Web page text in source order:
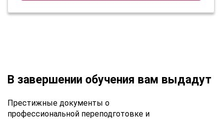
В завершении обучения вам выдадут
Престижные документы о
профессиональной переподготовке и